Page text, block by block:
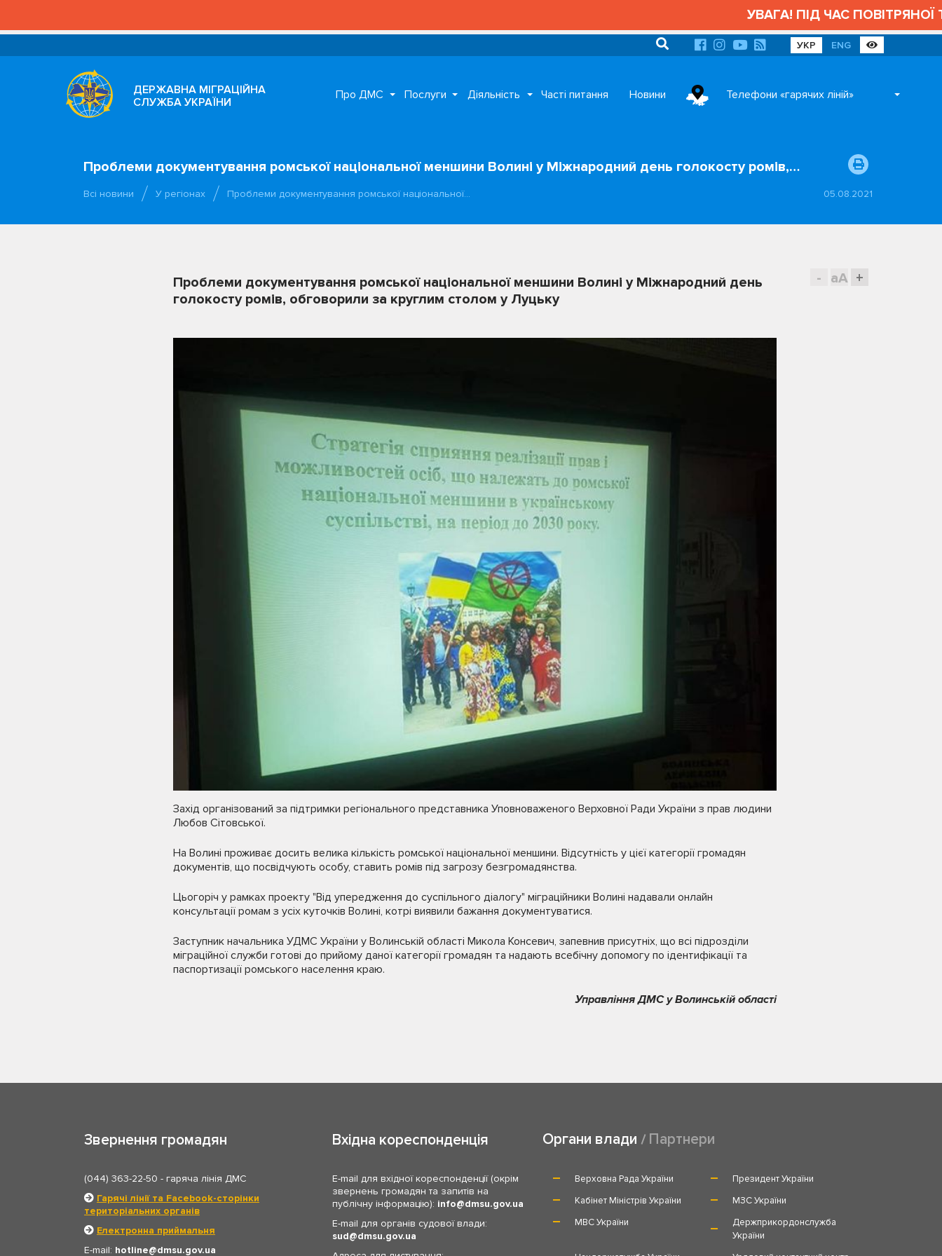
УВАГА! ПІД ЧАС ПОВІТРЯНОЇ
УКР ENG
ДЕРЖАВНА МІГРАЦІЙНА
СЛУЖБА УКРАЇНИ
Про ДМС Послуги Діяльність Часті питання Новини Телефони «гарячих ліній»
Проблеми документування ромської національної меншини Волині у Міжнародний день голокосту ромів,…
Всі новини У регіонах Проблеми документування ромської національної… 05.08.2021
- aA +
Проблеми документування ромської національної меншини Волині у Міжнародний день
голокосту ромів, обговорили за круглим столом у Луцьку
Захід організований за підтримки регіонального представника Уповноваженого Верховної Ради України з прав людини
Любов Сітовської.
На Волині проживає досить велика кількість ромської національної меншини. Відсутність у цієї категорії громадян
документів, що посвідчують особу, ставить ромів під загрозу безгромадянства.
Цьогоріч у рамках проекту "Від упередження до суспільного діалогу" міграційники Волині надавали онлайн
консультації ромам з усіх куточків Волині, котрі виявили бажання документуватися.
Заступник начальника УДМС України у Волинській області Микола Консевич, запевнив присутніх, що всі підрозділи
міграційної служби готові до прийому даної категорії громадян та надають всебічну допомогу по ідентифікації та
паспортизації ромського населення краю.
Управління ДМС у Волинській області
Звернення громадян
(044) 363-22-50 - гаряча лінія ДМС
Гарячі лінії та Facebook-сторінки
територіальних органів
Електронна приймальня
E-mail: hotline dmsu.gov.ua
Вхідна кореспонденція
E-mail для вхідної кореспонденції (окрім
звернень громадян та запитів на
публічну інформацію): info
dmsu.gov.ua
E-mail для органів судової влади:
sud
dmsu.gov.ua
Органи влади Партнери
Верховна Рада України
Президент України
Кабінет Міністрів України
МЗС України
МВС України
Держприкордонслужба
України